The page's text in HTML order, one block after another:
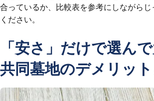
合っているか、比較表を参考にしながら
ください。
「安さ」だけで選ん
共同墓地のデメリッ